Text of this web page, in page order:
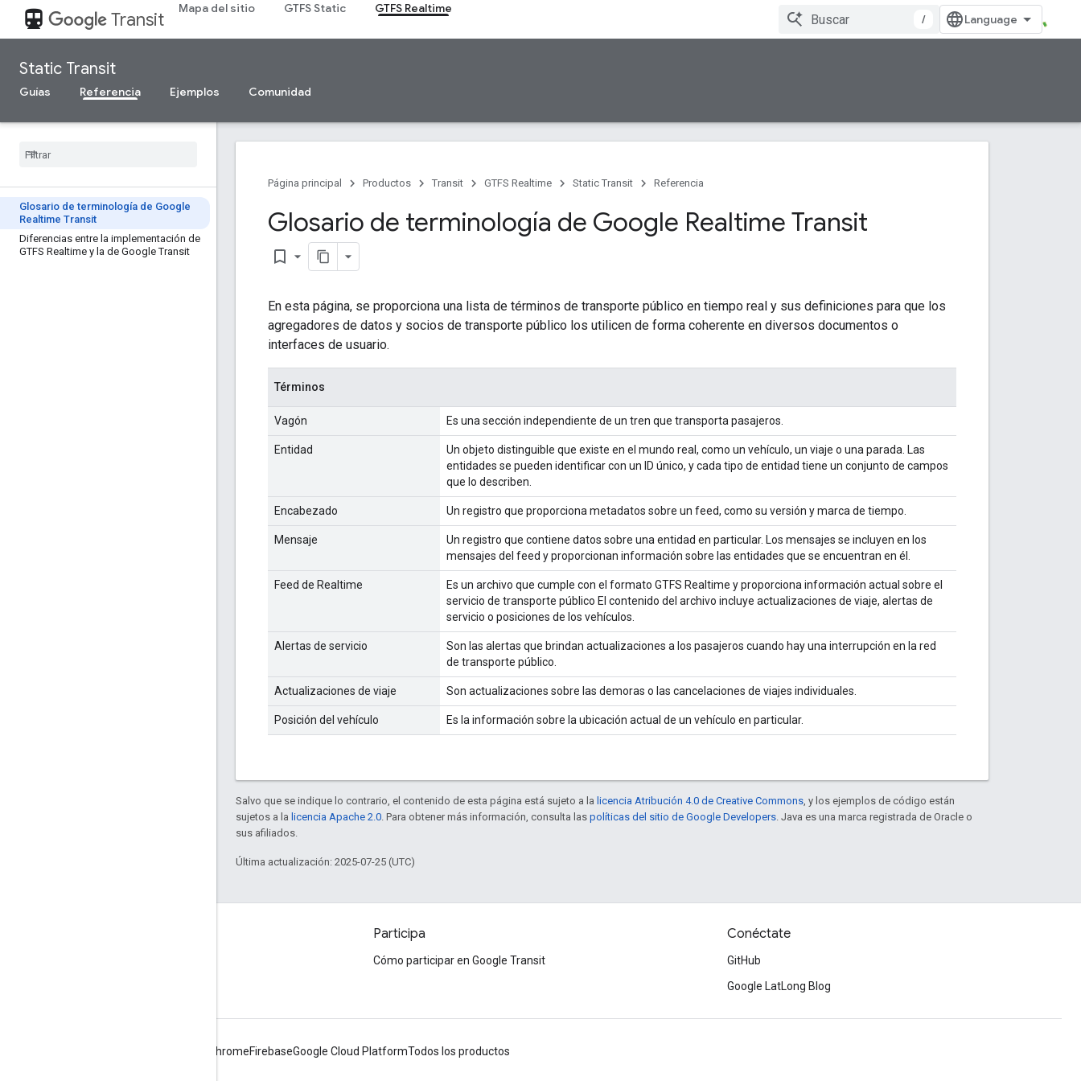
directions_transit Transit
Mapa del sitio GTFS Static GTFS Realtime
/
Static Transit
Guías Referencia Ejemplos Comunidad
Glosario de terminología de Google
Realtime Transit
Diferencias entre la implementación de
GTFS Realtime y la de Google Transit
Página principal Productos Transit GTFS Realtime Static Transit Referencia
Glosario de terminología de Google Realtime Transit
bookmark_border
En esta página, se proporciona una lista de términos de transporte público en tiempo real y sus definiciones para que los
agregadores de datos y socios de transporte público los utilicen de forma coherente en diversos documentos o
interfaces de usuario.
Términos
Vagón Es una sección independiente de un tren que transporta pasajeros.
Entidad
Un objeto distinguible que existe en el mundo real, como un vehículo, un viaje o una parada. Las
entidades se pueden identificar con un ID único, y cada tipo de entidad tiene un conjunto de campos
que lo describen.
Encabezado Un registro que proporciona metadatos sobre un feed, como su versión y marca de tiempo.
Mensaje
Un registro que contiene datos sobre una entidad en particular. Los mensajes se incluyen en los
mensajes del feed y proporcionan información sobre las entidades que se encuentran en él.
Feed de Realtime
Es un archivo que cumple con el formato GTFS Realtime y proporciona información actual sobre el
servicio de transporte público El contenido del archivo incluye actualizaciones de viaje, alertas de
servicio o posiciones de los vehículos.
Alertas de servicio
Son las alertas que brindan actualizaciones a los pasajeros cuando hay una interrupción en la red
de transporte público.
Actualizaciones de viaje Son actualizaciones sobre las demoras o las cancelaciones de viajes individuales.
Posición del vehículo Es la información sobre la ubicación actual de un vehículo en particular.
Salvo que se indique lo contrario, el contenido de esta página está sujeto a la licencia Atribución 4.0 de Creative Commons , y los ejemplos de código están
sujetos a la licencia Apache 2.0 . Para obtener más información, consulta las políticas del sitio de Google Developers . Java es una marca registrada de Oracle o
sus afiliados.
Última actualización: 2025-07-25 (UTC)
Participa
Cómo participar en Google Transit
Conéctate
GitHub
Google LatLong Blog
ChromeFirebaseGoogle Cloud PlatformTodos los productos